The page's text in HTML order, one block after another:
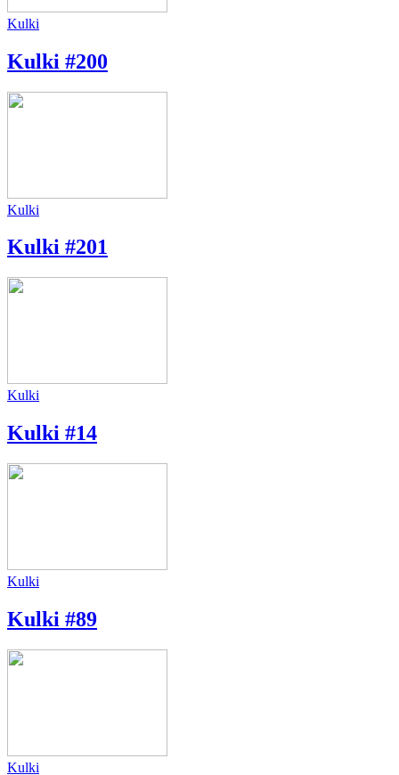
Kulki
Kulki #200
Kulki
Kulki #201
Kulki
Kulki #14
Kulki
Kulki #89
Kulki